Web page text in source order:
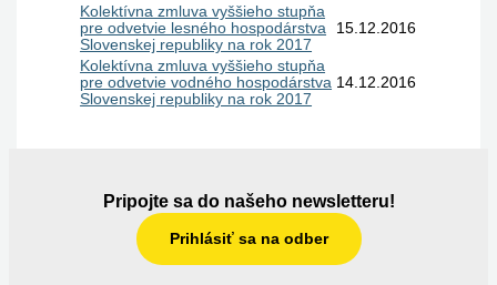
Kolektívna zmluva vyššieho stupňa
pre odvetvie lesného hospodárstva
Slovenskej republiky na rok 2017
15.12.2016
Kolektívna zmluva vyššieho stupňa
pre odvetvie vodného hospodárstva
Slovenskej republiky na rok 2017
14.12.2016
Pripojte sa do našeho newsletteru!
Prihlásiť sa na odber